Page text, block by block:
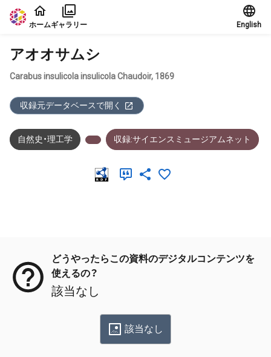
本文に飛ぶ
ホームギャラリー English
アオオサムシ
Carabus insulicola insulicola Chaudoir, 1869
収録元データベースで開く
自然史・理工学 収録:サイエンスミュージアムネット
どうやったらこの資料のデジタルコンテンツを
使えるの？
該当なし
該当なし